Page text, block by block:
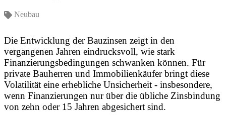
Neubau
Die Entwicklung der Bauzinsen zeigt in den
vergangenen Jahren eindrucksvoll, wie stark
Finanzierungsbedingungen schwanken können. Für
private Bauherren und Immobilienkäufer bringt diese
Volatilität eine erhebliche Unsicherheit - insbesondere,
wenn Finanzierungen nur über die übliche Zinsbindung
von zehn oder 15 Jahren abgesichert sind.